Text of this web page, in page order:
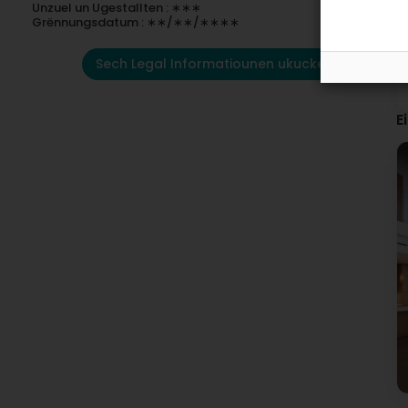
Unzuel un Ugestallten : ∗∗∗
Grënnungsdatum : ∗∗/∗∗/∗∗∗∗
Sech Legal Informatiounen ukucken